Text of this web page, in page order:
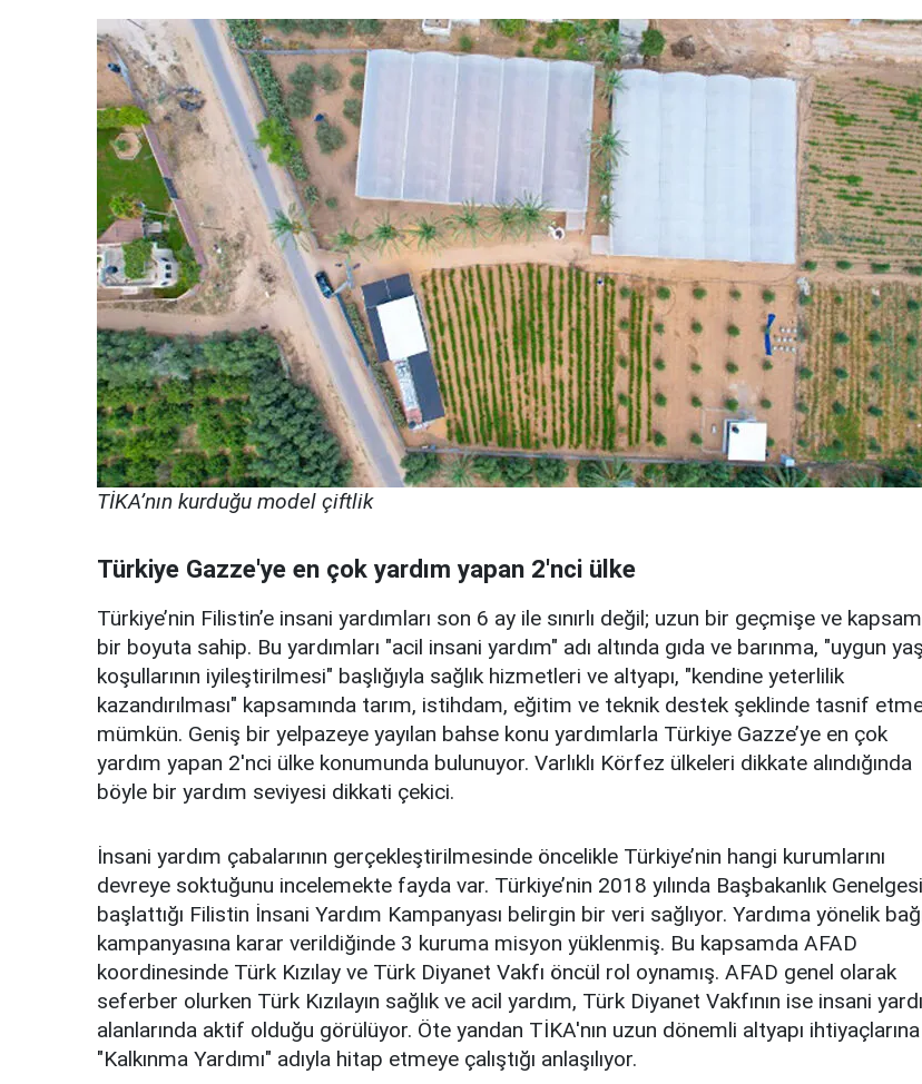
TİKA’nın kurduğu model çiftlik
Türkiye Gazze'ye en çok yardım yapan 2'nci ülke
Türkiye’nin Filistin’e insani yardımları son 6 ay ile sınırlı değil; uzun bir geçmişe ve
bir boyuta sahip. Bu yardımları "acil insani yardım" adı altında gıda ve barınma, "uygun
koşullarının iyileştirilmesi" başlığıyla sağlık hizmetleri ve altyapı, "kendine yeterlilik
kazandırılması" kapsamında tarım, istihdam, eğitim ve teknik destek şeklinde tasnif
mümkün. Geniş bir yelpazeye yayılan bahse konu yardımlarla Türkiye Gazze’ye en çok
yardım yapan 2'nci ülke konumunda bulunuyor. Varlıklı Körfez ülkeleri dikkate alındığında
böyle bir yardım seviyesi dikkati çekici.
İnsani yardım çabalarının gerçekleştirilmesinde öncelikle Türkiye’nin hangi kurumlarını
devreye soktuğunu incelemekte fayda var. Türkiye’nin 2018 yılında Başbakanlık
başlattığı Filistin İnsani Yardım Kampanyası belirgin bir veri sağlıyor. Yardıma yönelik
kampanyasına karar verildiğinde 3 kuruma misyon yüklenmiş. Bu kapsamda AFAD
koordinesinde Türk Kızılay ve Türk Diyanet Vakfı öncül rol oynamış. AFAD genel olarak
seferber olurken Türk Kızılayın sağlık ve acil yardım, Türk Diyanet Vakfının ise insani
alanlarında aktif olduğu görülüyor. Öte yandan TİKA'nın uzun dönemli altyapı ihtiyaçlarına
"Kalkınma Yardımı" adıyla hitap etmeye çalıştığı anlaşılıyor.